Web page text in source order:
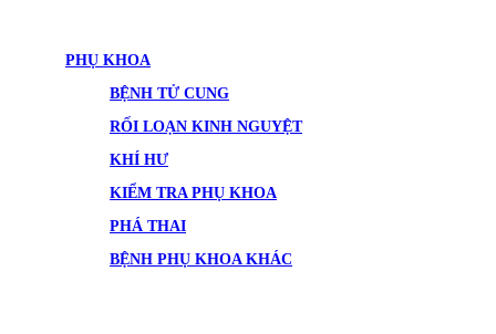
PHỤ KHOA
BỆNH TỬ CUNG
RỐI LOẠN KINH NGUYỆT
KHÍ HƯ
KIỂM TRA PHỤ KHOA
PHÁ THAI
BỆNH PHỤ KHOA KHÁC